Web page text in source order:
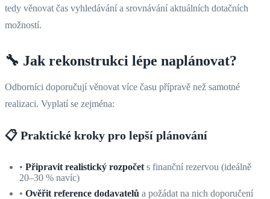
tedy věnovat čas vyhledávání a srovnávání aktuálních dotačních
možností.
🔧 Jak rekonstrukci lépe naplánovat?
Odborníci doporučují věnovat více času přípravě než samotné
realizaci. Vyplatí se zejména:
📋 Praktické kroky pro lepší plánování
• Připravit realistický rozpočet s finanční rezervou (ideálně
20–30 % navíc)
• Ověřit reference dodavatelů a požádat na nich doporučení